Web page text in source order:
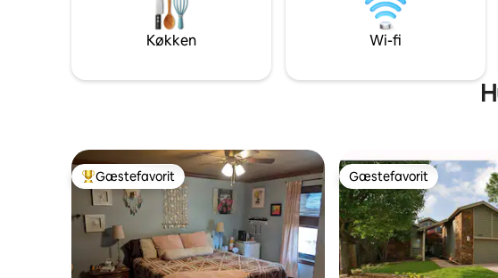
Køkken Wi-fi
Bedste gæstefavorit
Gæstefavorit Gæstefavorit
Gæstefavorit